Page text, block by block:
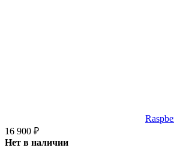
16 900 ₽
Нет в наличии